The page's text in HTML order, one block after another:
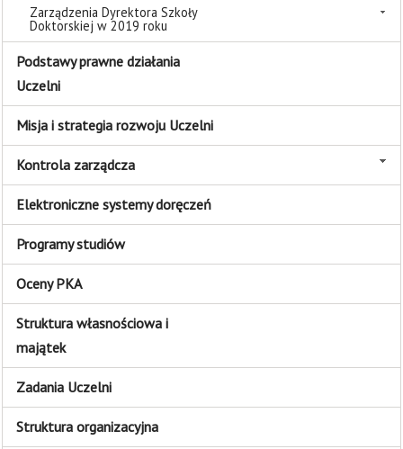
Zarządzenia Dyrektora Szkoły
Doktorskiej w 2019 roku
Podstawy prawne działania
Uczelni
Misja i strategia rozwoju Uczelni
Kontrola zarządcza
Elektroniczne systemy doręczeń
Programy studiów
Oceny PKA
Struktura własnościowa i
majątek
Zadania Uczelni
Struktura organizacyjna